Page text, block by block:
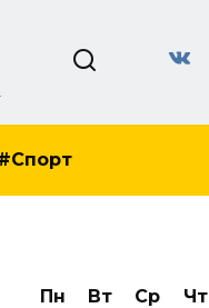
Пн Вт Ср Чт